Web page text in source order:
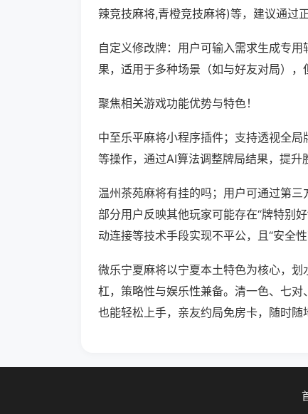
辣竞技麻将,青橙竞技麻将)等，建议通过
自定义修改牌：用户可输入需求生成专
果，适用于多种场景（如与好友对局），
聚焦相关游戏功能优势与特色！
中至乐平麻将小程序插件；支持透视全
等操作，通过AI算法调整牌局结果，提升
温州茶苑麻将有挂的吗；用户可通过第三
部分用户反映其他玩家可能存在“牌特别
动连接等技术手段实现不平公，且“安全性
微乐宁夏麻将以宁夏本土特色为核心，
杠，策略性与娱乐性兼备。清一色、七
也能轻松上手，亲友约局免房卡，随时随